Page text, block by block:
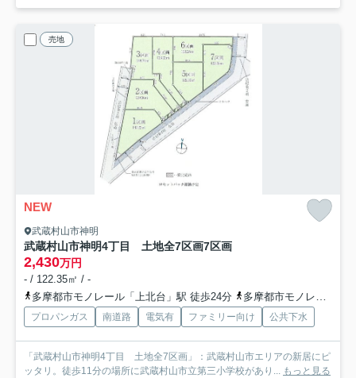
売地
NEW
武蔵村山市神明
武蔵村山市神明4丁目 土地全7区画7区画
2,430万円
- / 122.35㎡ / -
多摩都市モノレール「上北台」駅 徒歩24分
多摩都市モノレール「上北台」駅 バス6分 東京都武蔵村山市「神明橋北（東京都）」 停歩4分
プロパンガス 南道路 電気有 ファミリー向け 公共下水
「武蔵村山市神明4丁目 土地全7区画」：武蔵村山市エリアの新居にピ
ッタリ。徒歩11分の場所に武蔵村山市立第三小学校があり... もっと見る